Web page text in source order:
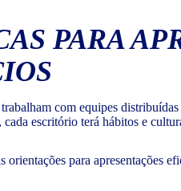
PARA
com equipes
cada escritório terá hábitos e
para apresentações